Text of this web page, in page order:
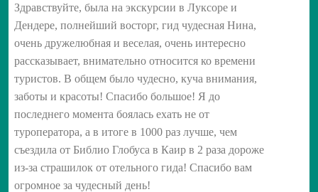
Здравствуйте, была на экскурсии в Луксоре и
Дендере, полнейший восторг, гид чудесная Нина,
очень дружелюбная и веселая, очень интересно
рассказывает, внимательно относится ко времени
туристов. В общем было чудесно, куча внимания,
заботы и красоты! Спасибо большое! Я до
последнего момента боялась ехать не от
туроператора, а в итоге в 1000 раз лучше, чем
съездила от Библио Глобуса в Каир в 2 раза дороже
из-за страшилок от отельного гида! Спасибо вам
огромное за чудесный день!